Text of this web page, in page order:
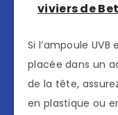
viviers de
Si l’ampoule
placée dans un
de la tête,
en plastique ou